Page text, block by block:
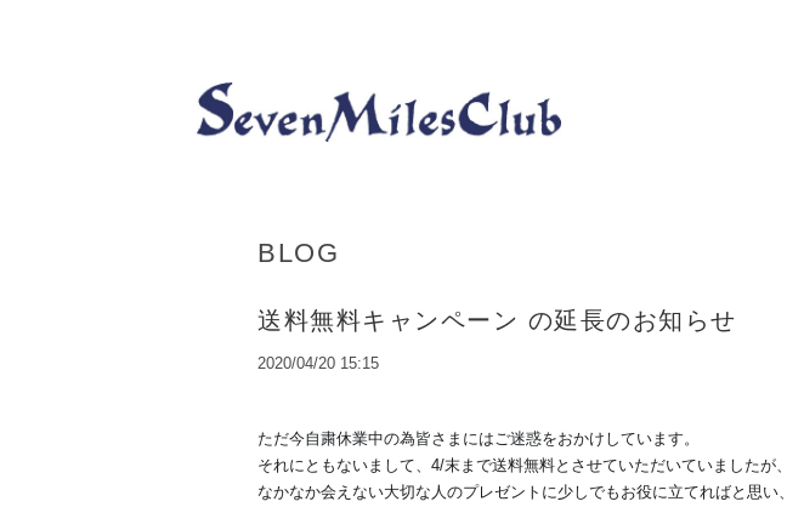
BLOG
送料無料キャンペーン の延長のお知らせ
2020/04/20 15:15
ただ今自粛休業中の為皆さまにはご迷惑をおかけしていま す。
それにともないまして、4/末まで送料無料とさせていただいていましたが、
なかなか会えない大切な人のプレゼントに少しでもお役に 立てればと思い、